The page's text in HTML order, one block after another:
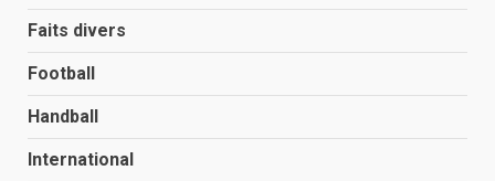
Faits divers
Football
Handball
International